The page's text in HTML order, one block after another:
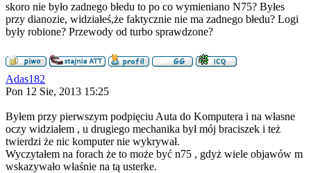
skoro nie było zadnego błedu to po co wymieniano N75? Byłes
przy dianozie, widziałeś,że faktycznie nie ma zadnego błedu? Logi
były robione? Przewody od turbo sprawdzone?
Adas182
Pon 12 Sie, 2013 15:25
Byłem przy pierwszym podpięciu Auta do Komputera i na własne
oczy widziałem , u drugiego mechanika był mój braciszek i też
twierdzi że nic komputer nie wykrywał.
Wyczytałem na forach że to może być n75 , gdyż wiele objawów m
wskazywało właśnie na tą usterke.